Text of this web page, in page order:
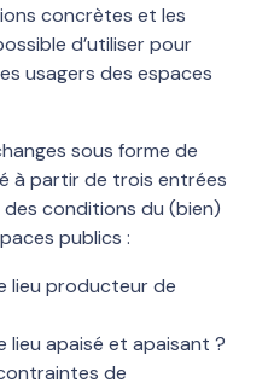
concrètes et les
d’utiliser pour
usagers des espaces
sous forme de
à partir de trois entrées
conditions du (bien)
publics :
lieu producteur de
lieu apaisé et apaisant ?
de